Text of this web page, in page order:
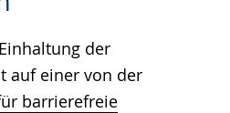
der
auf einer von der
barrierefreie